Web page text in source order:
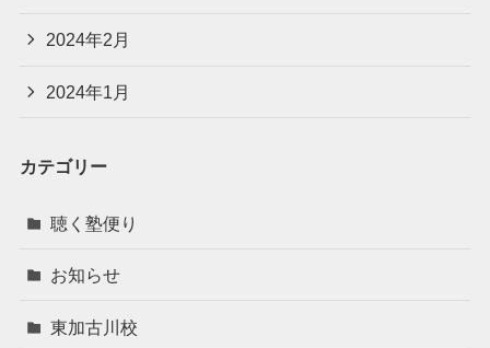
2024年2月
2024年1月
カテゴリー
聴く塾便り
お知らせ
東加古川校